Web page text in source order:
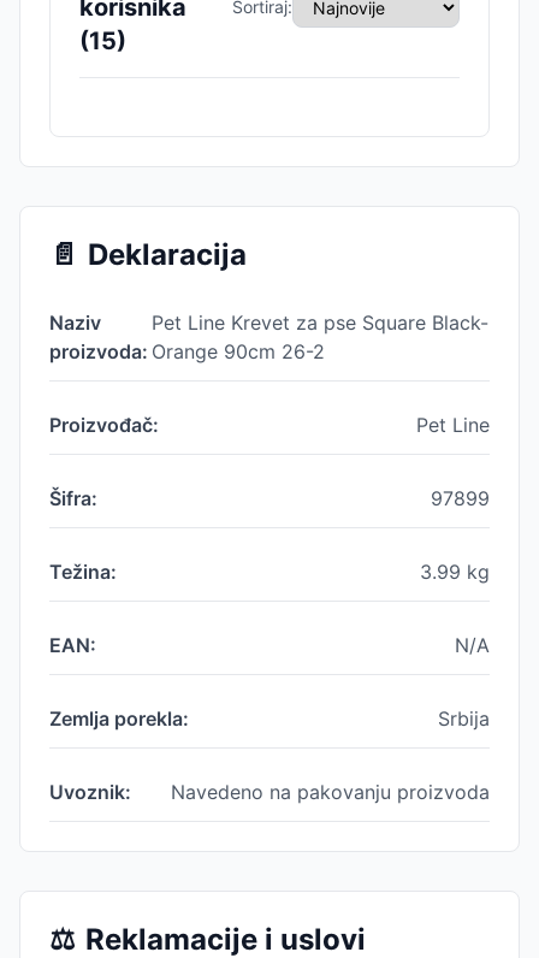
korisnika
(15)
Sortiraj:
📄 Deklaracija
Naziv
proizvoda:
Pet Line Krevet za pse Square Black-
Orange 90cm 26-2
Proizvođač: Pet Line
Šifra: 97899
Težina: 3.99 kg
EAN: N/A
Zemlja porekla: Srbija
Uvoznik: Navedeno na pakovanju proizvoda
⚖️ Reklamacije i uslovi